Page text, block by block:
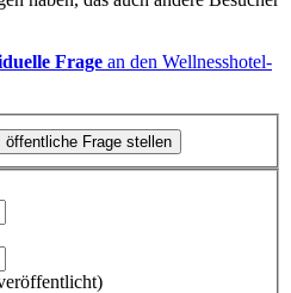
Frage an den Wellnesshotel-
öffentliche Frage stellen